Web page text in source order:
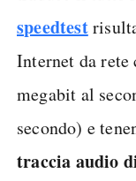
speedtest
Internet da
megabit al
secondo) e
traccia audio